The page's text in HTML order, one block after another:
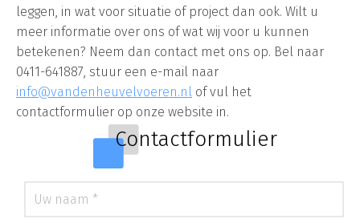
leggen, in wat voor situatie of project dan ook. Wilt u
meer informatie over ons of wat wij voor u kunnen
betekenen? Neem dan contact met ons op. Bel naar
0411-641887, stuur een e-mail naar
info@vandenheuvelvoeren.nl of vul het
contactformulier op onze website in.
Contactformulier